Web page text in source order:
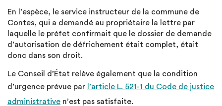
En l’espèce, le service instructeur de la commune de
Contes, qui a demandé au propriétaire la lettre par
laquelle le préfet confirmait que le dossier de demande
d’autorisation de défrichement était complet, était
donc dans son droit.
Le Conseil d’État relève également que la condition
d’urgence prévue par l’article L. 521-1 du Code de justice
administrative n’est pas satisfaite.